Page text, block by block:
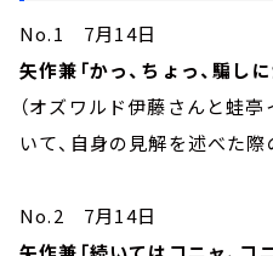
No.1 7月14日
矢作兼「かっ、ちょっ、騙し
（オズワルド伊藤さんと蛙
いて、自身の見解を述べた際
No.2 7月14日